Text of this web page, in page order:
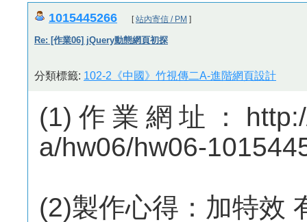
1015445266 [站內寄信 / PM ]
Re: [作業06] jQuery動態網頁初探
分類標籤: 102-2《中國》竹視傳二A-進階網頁設計
(1)作業網址：http://
a/hw06/hw06-
(2)製作心得：加特效